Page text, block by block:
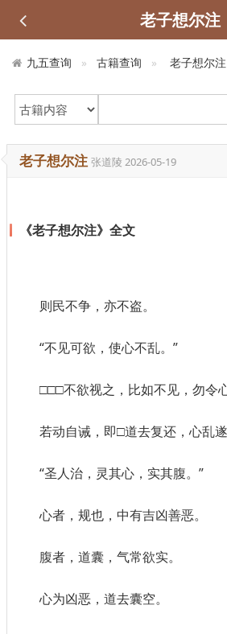
老子想尔注
九五查询 古籍查询 老子想尔注
老子想尔注 张道陵 2026-05-19
《老子想尔注》全文
则民不争，亦不盗。
“不见可欲，使心不乱。”
□□□不欲视之，比如不见，勿令心
若动自诫，即□道去复还，心乱遂
“圣人治，灵其心，实其腹。”
心者，规也，中有吉凶善恶。
腹者，道囊，气常欲实。
心为凶恶，道去囊空。